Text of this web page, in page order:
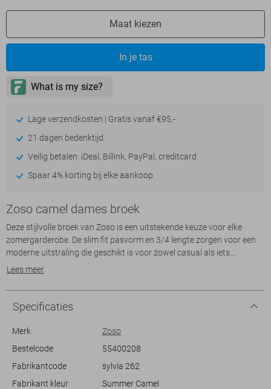
Maat kiezen
In je tas
Lage verzendkosten | Gratis vanaf €95,-
21 dagen bedenktijd
Veilig betalen: iDeal, Billink, PayPal, creditcard
Spaar 4% korting bij elke aankoop
Zoso camel dames broek
Deze stijlvolle broek van Zoso is een uitstekende keuze voor elke
zomergarderobe. De slim fit pasvorm en 3/4 lengte zorgen voor een
moderne uitstraling die geschikt is voor zowel casual als iets
formelere gelegenheden. De broek is gemaakt van een comfortabele
elastische boord met een decoratieve streep in blauw, oranje en wit
biedt een modieuze touch en zorgt voor extra draaggemak.
Met praktische steekzakken en een regular waist sluiting biedt deze
broek niet alleen stijl, maar ook functionaliteit. Het casual ontwerp
voor een ontspannen dagje uit of een nette blouse voor een zomerse
avond. Deze Zoso broek is perfect voor zowel informele
bijeenkomsten als ontspannen middagen. Voeg deze veelzijdige broek
Lees meer
Specificaties
Merk
Zoso
Bestelcode
55400208
Fabrikantcode
sylvia 262
Fabrikant kleur
Summer Camel